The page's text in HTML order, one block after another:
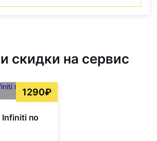
скидки на сервис
1290₽
Infiniti по